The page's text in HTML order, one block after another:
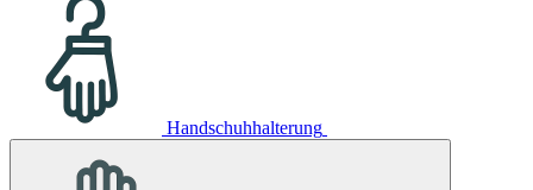
Handschuhhalterung